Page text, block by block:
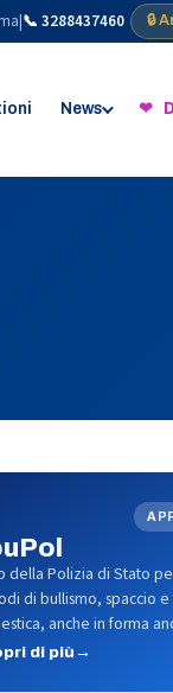
|📞 3288437460 🔒
News ❤
della Polizia di Stato
di bullismo, spaccio
anche in forma
di più→